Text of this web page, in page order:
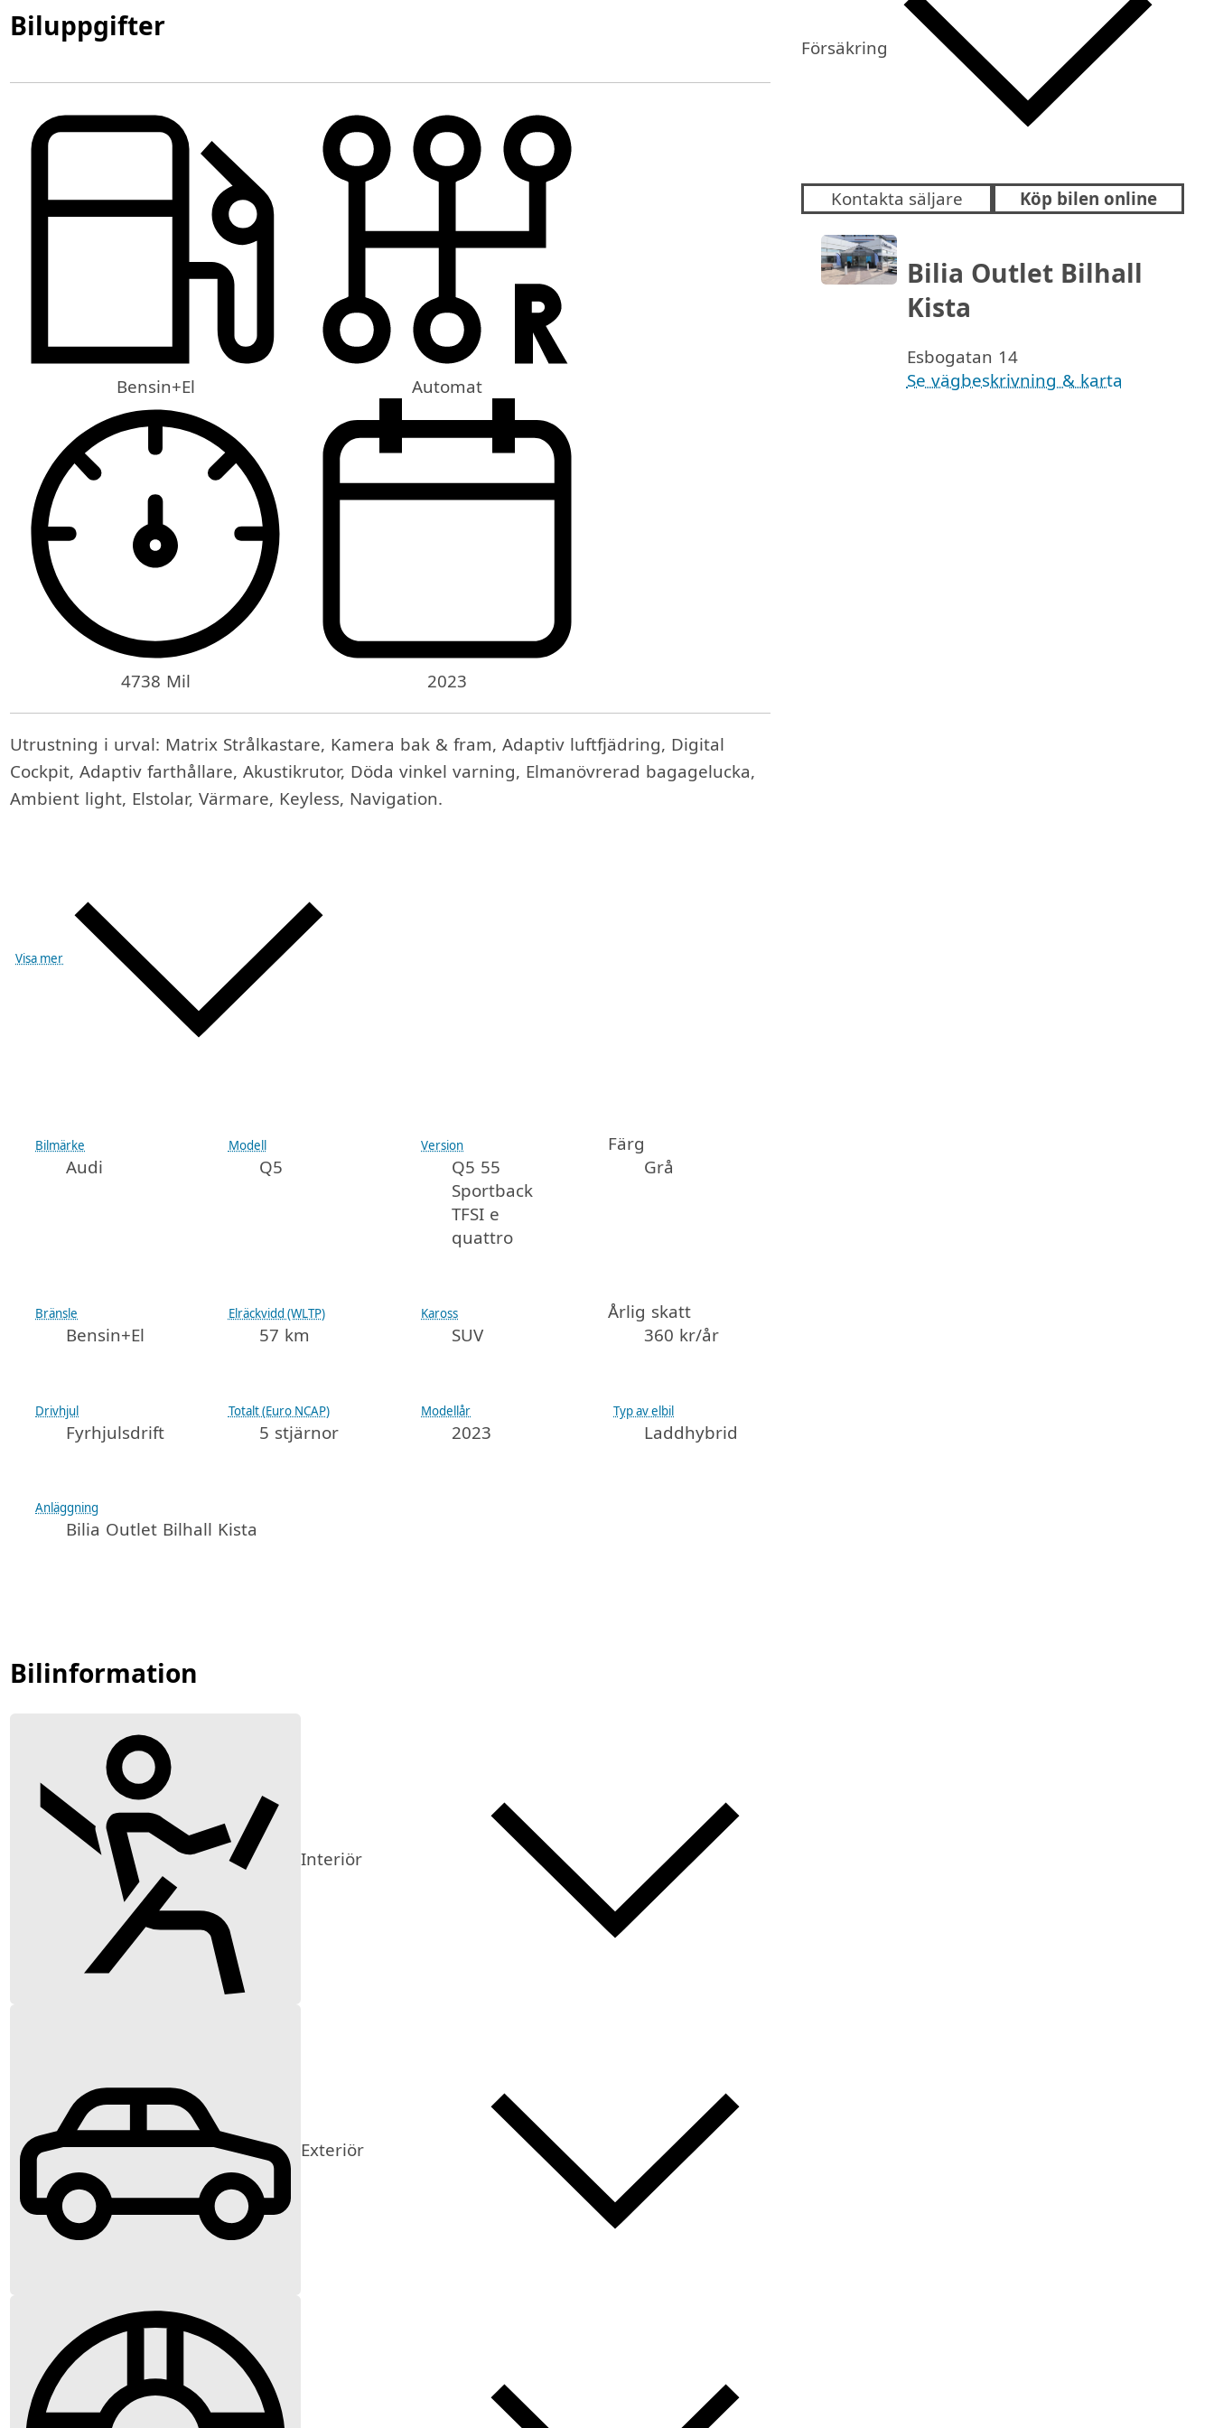
Försäkring
Kontakta säljare Köp bilen online
Bilia Outlet Bilhall
Kista
Esbogatan 14
Se vägbeskrivning & karta
Biluppgifter
Bensin+El Automat
4738 Mil 2023
Utrustning i urval: Matrix Strålkastare, Kamera bak & fram, Adaptiv luftfjädring, Digital
Cockpit, Adaptiv farthållare, Akustikrutor, Döda vinkel varning, Elmanövrerad bagagelucka,
Ambient light, Elstolar, Värmare, Keyless, Navigation.
Visa mer
Bilmärke
Audi
Modell
Q5
Version
Q5 55
Sportback
TFSI e
quattro
Färg
Grå
Bränsle
Bensin+El
Elräckvidd (WLTP)
57 km
Kaross
SUV
Årlig skatt
360 kr/år
Drivhjul
Fyrhjulsdrift
Totalt (Euro NCAP)
5 stjärnor
Modellår
2023
Typ av elbil
Laddhybrid
Anläggning
Bilia Outlet Bilhall Kista
Bilinformation
Interiör
Exteriör